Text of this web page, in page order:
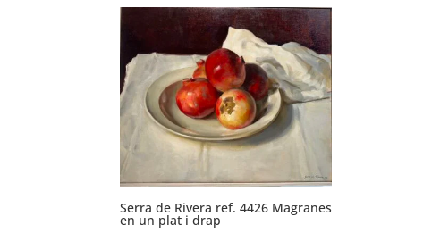
Serra de Rivera ref. 4426 Magranes
en un plat i drap